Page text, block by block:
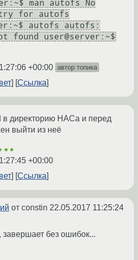
man autofs No
for autofs
autofs autofs:
found user@server:~$
+00:00 автор топика
Ссылка
в директорию НАСа и перед
выйти из неё
+00:00
Ссылка
от constin 22.05.2017 11:25:24
завершает без ошибок...